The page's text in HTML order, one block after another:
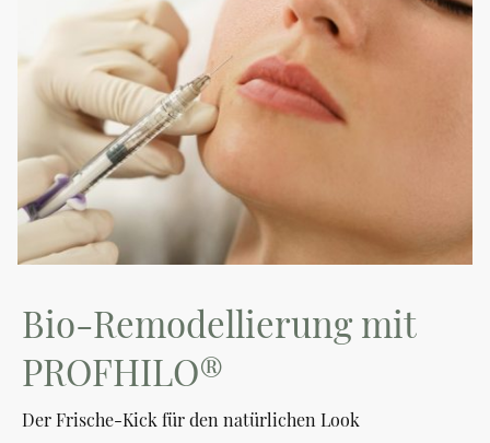
Bio-Remodellierung mit
PROFHILO®
Der Frische-Kick für den natürlichen Look